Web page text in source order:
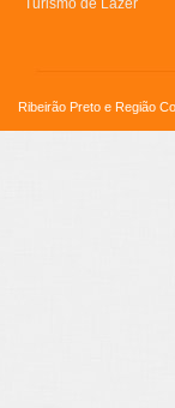
Turismo de Lazer
Ribeirão Preto e Região